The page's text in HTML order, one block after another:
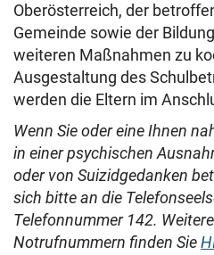
Oberösterreich, der
Gemeinde sowie der
weiteren Maßnahmen zu
Ausgestaltung des
werden die Eltern im
Wenn Sie oder eine Ihnen
in einer psychischen
oder von Suizidgedanken
sich bitte an die
Telefonnummer 142.
Notrufnummern finden Sie